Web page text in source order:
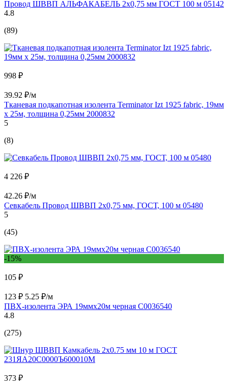
Провод ШВВП АЛЬФАКАБЕЛЬ 2х0,75 мм ГОСТ 100 м 05142
4.8
(89)
998 ₽
39.92 ₽/м
Тканевая подкапотная изолента Terminator Izt 1925 fabric, 19мм
х 25м, толщина 0,25мм 2000832
5
(8)
4 226 ₽
42.26 ₽/м
Севкабель Провод ШВВП 2х0,75 мм, ГОСТ, 100 м 05480
5
(45)
-15%
105 ₽
123 ₽ 5.25 ₽/м
ПВХ-изолента ЭРА 19ммх20м черная C0036540
4.8
(275)
373 ₽